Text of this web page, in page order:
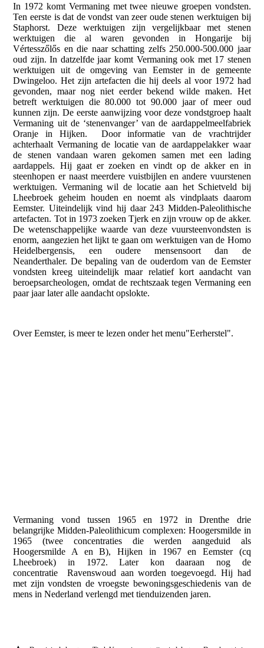
In 1972 komt Vermaning met twee nieuwe groepen vondsten.
Ten eerste is dat de vondst van zeer oude stenen werktuigen bij
Staphorst. Deze werktuigen zijn vergelijkbaar met stenen
werktuigen die al waren gevonden in Hongarije bij
Vértesszőlős en die naar schatting zelfs 250.000-500.000 jaar
oud zijn. In datzelfde jaar komt Vermaning ook met 17 stenen
werktuigen uit de omgeving van Eemster in de gemeente
Dwingeloo. Het zijn artefacten die hij deels al voor 1972 had
gevonden, maar nog niet eerder bekend wilde maken. Het
betreft werktuigen die 80.000 tot 90.000 jaar of meer oud
kunnen zijn. De eerste aanwijzing voor deze vondstgroep haalt
Vermaning uit de ‘stenenvanger’ van de aardappelmeelfabriek
Oranje in Hijken. Door informatie van de vrachtrijder
achterhaalt Vermaning de locatie van de aardappelakker waar
de stenen vandaan waren gekomen samen met een lading
aardappels. Hij gaat er zoeken en vindt op de akker en in
steenhopen er naast meerdere vuistbijlen en andere vuurstenen
werktuigen. Vermaning wil de locatie aan het Schietveld bij
Lheebroek geheim houden en noemt als vindplaats daarom
Eemster. Uiteindelijk vind hij daar 243 Midden-Paleolithische
artefacten. Tot in 1973 zoeken Tjerk en zijn vrouw op de akker.
De wetenschappelijke waarde van deze vuursteenvondsten is
enorm, aangezien het lijkt te gaan om werktuigen van de Homo
Heidelbergensis, een oudere mensensoort dan de
Neanderthaler. De bepaling van de ouderdom van de Eemster
vondsten kreeg uiteindelijk maar relatief kort aandacht van
beroepsarcheologen, omdat de rechtszaak tegen Vermaning een
paar jaar later alle aandacht opslokte.
Over Eemster, is meer te lezen onder het menu"Eerherstel".
Vermaning vond tussen 1965 en 1972 in Drenthe drie
belangrijke Midden-Paleolithicum complexen: Hoogersmilde in
1965 (twee concentraties die werden aangeduid als
Hoogersmilde A en B), Hijken in 1967 en Eemster (cq
Lheebroek) in 1972. Later kon daaraan nog de
concentratie Ravenswoud aan worden toegevoegd. Hij had
met zijn vondsten de vroegste bewoningsgeschiedenis van de
mens in Nederland verlengd met tienduizenden jaren.